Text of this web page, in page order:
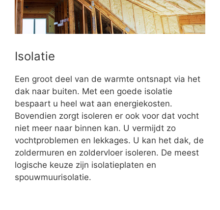
Isolatie
Een groot deel van de warmte ontsnapt via het
dak naar buiten. Met een goede isolatie
bespaart u heel wat aan energiekosten.
Bovendien zorgt isoleren er ook voor dat vocht
niet meer naar binnen kan. U vermijdt zo
vochtproblemen en lekkages. U kan het dak, de
zoldermuren en zoldervloer isoleren. De meest
logische keuze zijn isolatieplaten en
spouwmuurisolatie.